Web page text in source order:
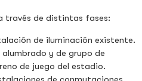
través de distintas fases:
de iluminación existente.
y de grupo de
de juego del estadio.